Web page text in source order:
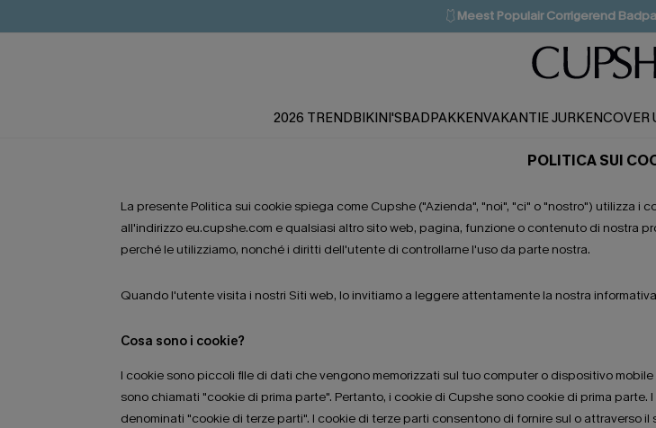
🩱 Meest Populair Corrigerend
💌Abonneer je & ontvang tot
Koop 3, krijg 15% korting |
2026 TRENDBIKINI'SBADPAKKENVAKANTIE JURKENCOVER
POLITICA SUI
La presente Politica sui cookie spiega come Cupshe ("Azienda", "noi", "ci" o "nostro") utilizza
all'indirizzo eu.cupshe.com e qualsiasi altro sito web, pagina, funzione o contenuto di nostra
perché le utilizziamo, nonché i diritti dell'utente di controllarne l'uso da parte nostra.
Quando l'utente visita i nostri Siti web, lo invitiamo a leggere attentamente la nostra
Cosa sono i cookie?
I cookie sono piccoli file di dati che vengono memorizzati sul tuo computer o dispositivo
sono chiamati "cookie di prima parte". Pertanto, i cookie di Cupshe sono cookie di prima
denominati "cookie di terze parti". I cookie di terze parti consentono di fornire sul o